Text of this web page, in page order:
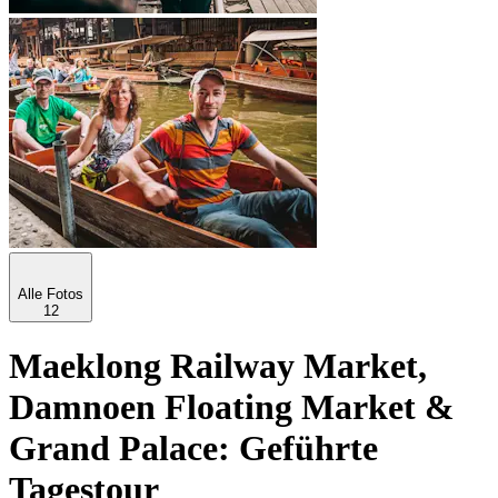
Alle Fotos
12
Maeklong Railway Market,
Damnoen Floating Market &
Grand Palace: Geführte
Tagestour